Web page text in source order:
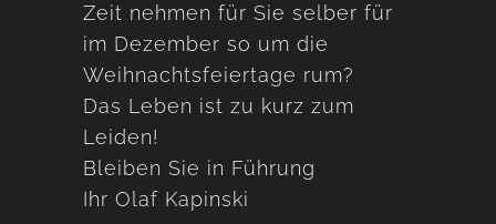
Zeit nehmen für Sie selber für
im Dezember so um die
Weihnachtsfeiertage rum?
Das Leben ist zu kurz zum
Leiden!
Bleiben Sie in Führung
Ihr Olaf Kapinski